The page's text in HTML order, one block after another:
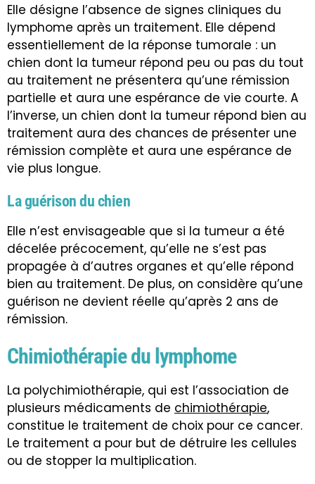
Elle désigne l’absence de signes cliniques du
lymphome après un traitement. Elle dépend
essentiellement de la réponse tumorale : un
chien dont la tumeur répond peu ou pas du tout
au traitement ne présentera qu’une rémission
partielle et aura une espérance de vie courte. A
l’inverse, un chien dont la tumeur répond bien au
traitement aura des chances de présenter une
rémission complète et aura une espérance de
vie plus longue.
La guérison du chien
Elle n’est envisageable que si la tumeur a été
décelée précocement, qu’elle ne s’est pas
propagée à d’autres organes et qu’elle répond
bien au traitement. De plus, on considère qu’une
guérison ne devient réelle qu’après 2 ans de
rémission.
Chimiothérapie du lymphome
La polychimiothérapie, qui est l’association de
plusieurs médicaments de chimiothérapie,
constitue le traitement de choix pour ce cancer.
Le traitement a pour but de détruire les cellules
ou de stopper la multiplication.